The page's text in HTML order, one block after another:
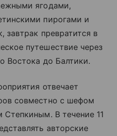
ягодами,
пирогами и
завтрак превратится в
путешествие через
Востока до Балтики.
отвечает
совместно с шефом
Степкиным. В течение 11
авторские